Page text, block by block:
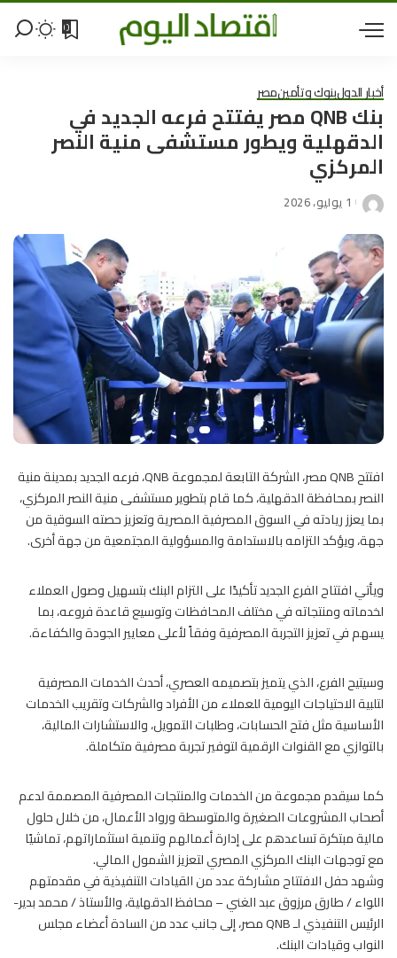
0
أخبار الدولبنوك وتأمينمصر
بنك QNB مصر يفتتح فرعه الجديد في
الدقهلية ويطور مستشفى منية النصر
المركزي
1 يوليو، 2026
افتتح QNB مصر، الشركة التابعة لمجموعة QNB، فرعه الجديد بمدينة منية
النصر بمحافظة الدقهلية، كما قام بتطوير مستشفى منية النصر المركزي،
بما يعزز ريادته في السوق المصرفية المصرية وتعزيز حصته السوقية من
جهة، ويؤكد التزامه بالاستدامة والمسؤولية المجتمعية من جهة أخرى.
ويأتي افتتاح الفرع الجديد تأكيدًا على التزام البنك بتسهيل وصول العملاء
لخدماته ومنتجاته في مختلف المحافظات وتوسيع قاعدة فروعه، بما
يسهم في تعزيز التجربة المصرفية وفقاً لأعلى معايير الجودة والكفاءة.
وسيتيح الفرع، الذي يتميز بتصميمه العصري، أحدث الخدمات المصرفية
لتلبية الاحتياجات اليومية للعملاء من الأفراد والشركات وتقريب الخدمات
الأساسية مثل فتح الحسابات، وطلبات التمويل، والاستشارات المالية،
بالتوازي مع القنوات الرقمية لتوفير تجربة مصرفية متكاملة.
كما سيقدم مجموعة من الخدمات والمنتجات المصرفية المصممة لدعم
أصحاب المشروعات الصغيرة والمتوسطة ورواد الأعمال، من خلال حلول
مالية مبتكرة تساعدهم على إدارة أعمالهم وتنمية استثماراتهم، تماشيًا
مع توجهات البنك المركزي المصري لتعزيز الشمول المالي.
وشهد حفل الافتتاح مشاركة عدد من القيادات التنفيذية في مقدمتهم
اللواء / طارق مرزوق عبد الغني – محافظ الدقهلية، والأستاذ / محمد بدير-
الرئيس التنفيذي لـ QNB مصر، إلى جانب عدد من السادة أعضاء مجلس
النواب وقيادات البنك.